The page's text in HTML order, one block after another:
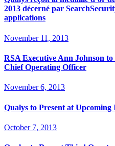
2013 décerné par
applications
November 11, 2013
RSA Executive Ann Johnson
Chief Operating Officer
November 6, 2013
Qualys to Present at Upcoming
October 7, 2013